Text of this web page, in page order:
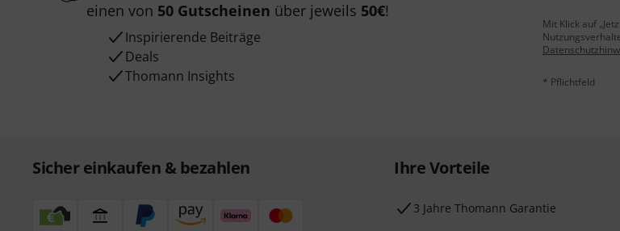
einen von 50 Gutscheinen über jeweils 50€!
Inspirierende Beiträge
Deals
Thomann Insights
Mit Klick auf
* Pflichtfeld
Sicher einkaufen & bezahlen Ihre Vorteile
3 Jahre Thomann Garantie